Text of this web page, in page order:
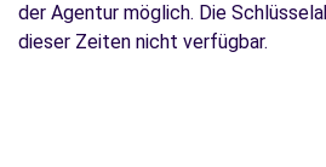
der Agentur möglich. Die
dieser Zeiten nicht verfügbar.